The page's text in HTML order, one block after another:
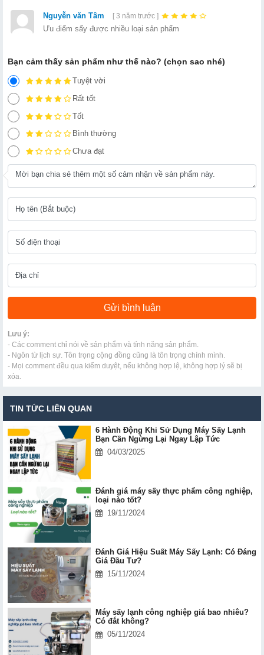
Nguyễn văn Tâm [ 3 năm trước ]
Ưu điểm sấy được nhiều loại sản phẩm
Bạn cảm thấy sản phẩm như thế nào? (chọn sao nhé)
Tuyệt vời
Rất tốt
Tốt
Bình thường
Chưa đạt
Lưu ý:
- Các comment chỉ nói về sản phẩm và tính năng sản phẩm.
- Ngôn từ lịch sự. Tôn trọng cộng đồng cũng là tôn trọng chính mình.
- Mọi comment đều qua kiểm duyệt, nếu không hợp lệ, không hợp lý sẽ bị
xóa.
TIN TỨC LIÊN QUAN
6 Hành Động Khi Sử Dụng Máy Sấy Lạnh
Bạn Cần Ngừng Lại Ngay Lập Tức
04/03/2025
Đánh giá máy sấy thực phẩm công nghiệp,
loại nào tốt?
19/11/2024
Đánh Giá Hiệu Suất Máy Sấy Lạnh: Có Đáng
Giá Đầu Tư?
15/11/2024
Máy sấy lạnh công nghiệp giá bao nhiêu?
Có đắt không?
05/11/2024